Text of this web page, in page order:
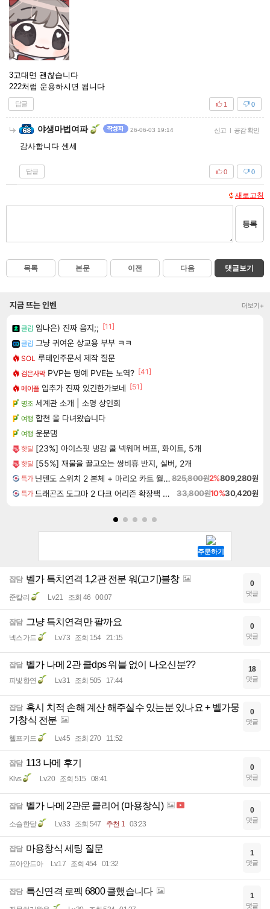
3고대면 괜찮습니다
222처럼 운용하시면 됩니다
답글 0
1
야생마법여파 26-06-03 19:14 신고 | 공감 확인
감사합니다 센세
답글 0
0
새로고침
등록
목록 본문 이전 다음 댓글보기
지금 뜨는 인벤 더보기+
클립 임나은) 진짜 음지;; [11]
클립 그냥 귀여운 상교용 부부 ㅋㅋ
SOL 루테인주문서 제작 질문
검은사막 PVP는 명예 PVE는 노역? [41]
메이플 입추가 진짜 있긴한가보네 [51]
명조 세계관 소개 | 소명 상인회
여행 합천 을 다녀왔습니다
여행 운문댐
핫딜 [23%] 아이스핏 냉감 쿨 넥워머 버프, 화이트, 5개
핫딜 [55%] 재물을 끌고오는 쌍비휴 반지, 실버, 2개
특가 닌텐도 스위치 2 본체 + 마리오 카트 월드 + 포켓몬스터 레전드 ZA 닌텐도 스위치 2 에디션 번들825,800원2%809,280원
특가 드래곤즈 도그마 2 다크 어리즌 확장팩 예약구매 Dragon's Dogma 2 Dark Arisen Expansion DLC 33,800원10%30,420원
잡담 벨가 특치연격 1,2관 전분 워(고기)블창
준칼리 Lv.21 조회 46 00:07
0
댓글
잡담 그냥 특치연격만 팔까요
넥스가드 Lv.73 조회 154 21:15
0
댓글
잡담 벨가 나메 2관 클dps 워블 없이 나오신분??
피빛향연 Lv.31 조회 505 17:44
18
댓글
잡담 혹시 치적 손해 계산 해주실수 있는분 있나요 + 벨가뭉
가창식 전분
헬프키드 Lv.45 조회 270 11:52
0
댓글
잡담 113 나메 후기
Klvs Lv.20 조회 515 08:41
0
댓글
잡담 벨가 나메 2관문 클리어 (마용창식)
소슬한달 Lv.33 조회 547 추천 1 03:23
0
댓글
잡담 마용창식 세팅 질문
프아안드아 Lv.17 조회 454 01:32
1
댓글
잡담 특신연격 로펙 6800 클했습니다 1
댓글